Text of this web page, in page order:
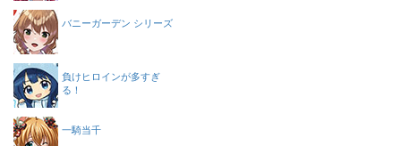
バニーガーデン シリーズ
負けヒロインが多すぎ
る！
一騎当千